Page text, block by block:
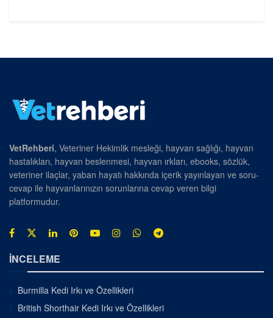
VetRehberi, Veteriner Hekimlik mesleği, hayvan sağlığı, hayvan
hastalıkları, hayvan beslenmesi, hayvan ırkları, ebooks, sözlük,
veteriner ilaçlar, yaban hayatı hakkında içerik yayınlayan ve soru-
cevap ile hayvanlarınızın sorunlarına cevap veren bilgi
platformudur.
İNCELEME
Burmilla Kedi Irkı ve Özellikleri
British Shorthair Kedi Irkı ve Özellikleri